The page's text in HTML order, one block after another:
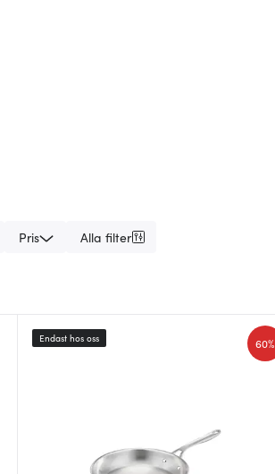
Pris Alla filter
60%
Endast hos oss